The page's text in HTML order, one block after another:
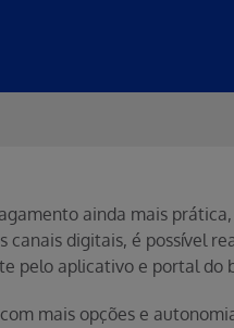
ainda mais
canais digitais, é possível
pelo aplicativo e portal do
mais opções e